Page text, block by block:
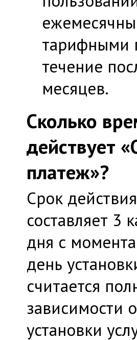
тарифными
течение
месяцев.
Сколько
действует
платеж»?
Срок
составляет 3
дня с
день
считается
зависимости
установки